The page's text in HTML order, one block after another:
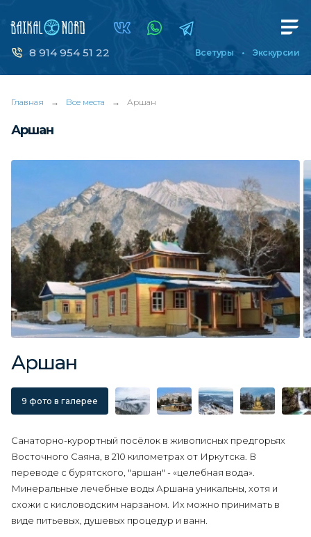
8 914 954 51 22 Все туры Экскурсии
Главная → Все места → Аршан
Аршан
Аршан
9 фото в галерее
Cанаторно-курортный посёлок в живописных предгорьях
Восточного Саяна, в 210 километрах от Иркутска. В
переводе с бурятского, "аршан" - «целебная вода».
Минеральные лечебные воды Аршана уникальны, хотя и
схожи с кисловодским нарзаном. Их можно принимать в
виде питьевых, душевых процедур и ванн.